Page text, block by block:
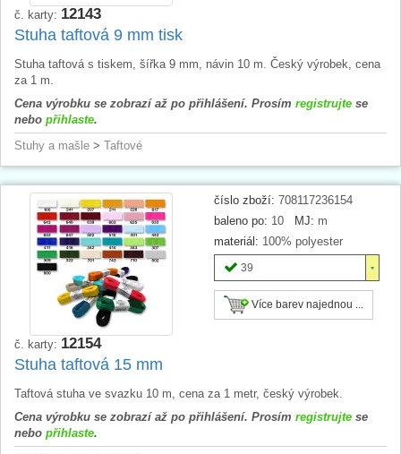
č. karty: 12143
Stuha taftová 9 mm tisk
Stuha taftová s tiskem, šířka 9 mm, návin 10 m. Český výrobek, cena
za 1 m.
Cena výrobku se zobrazí až po přihlášení. Prosím registrujte se
nebo přihlaste.
Stuhy a mašle > Taftové
číslo zboží: 708117236154
baleno po: 10 MJ: m
materiál: 100% polyester
39
Více barev najednou ...
č. karty: 12154
Stuha taftová 15 mm
Taftová stuha ve svazku 10 m, cena za 1 metr, český výrobek.
Cena výrobku se zobrazí až po přihlášení. Prosím registrujte se
nebo přihlaste.